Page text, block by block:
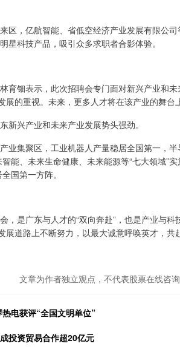
区，亿航智能、省低空经济产业发展有限公
科技产品，吸引众多求职者合影体验。
育钿表示，此次招聘会专门面对新兴产业和
的重视。未来，更多人才将在该产业的舞台
新兴产业和未来产业发展势头强劲。
业集聚区，工业机器人产量稳居全国第一，
能、未来生命健康、未来能源等“七大领域”
国第一方阵。
是广东与人才的“双向奔赴”，也是产业与科
道路上不断努力，以最大诚意呼唤英才，共
文章为作者独立观点，不代表股票在线咨
电获评“全国文明单位”
投资贸易合作超20亿元